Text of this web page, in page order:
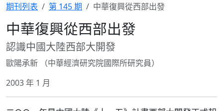
期刊列表 第 145 期 中華復興從西部出發
中華復興從西部出發
認識中國大陸西部大開發
歐陽承新 （中華經濟研究院國際所研究員）
2003 年 1 月